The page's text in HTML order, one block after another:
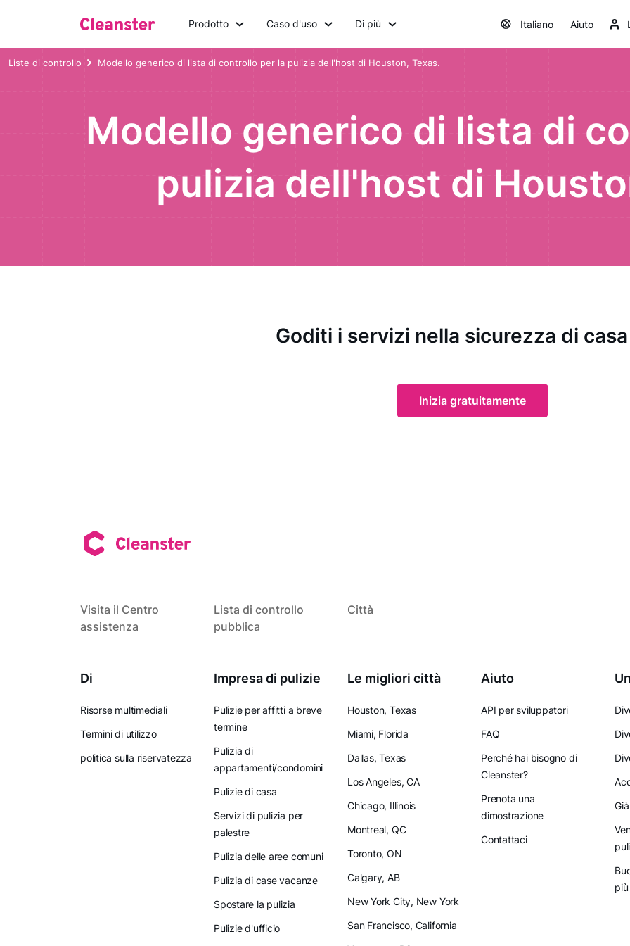
Prodotto Caso d'uso Di più Italiano Aiuto
Liste di controllo Modello generico di lista di controllo per la pulizia dell'host di Houston, Texas.
Modello generico di lista di
pulizia dell'host di
Goditi i servizi nella sicurezza di
Inizia gratuitamente
Visita il Centro
assistenza
Lista di controllo
pubblica
Città
Di
Risorse multimediali
Termini di utilizzo
politica sulla riservatezza
Impresa di pulizie
Pulizie per affitti a breve
termine
Pulizia di
appartamenti/condomini
Pulizie di casa
Servizi di pulizia per
palestre
Pulizia delle aree comuni
Pulizia di case vacanze
Spostare la pulizia
Pulizie d'ufficio
Le migliori città
Houston, Texas
Miami, Florida
Dallas, Texas
Los Angeles, CA
Chicago, Illinois
Montreal, QC
Toronto, ON
Calgary, AB
New York City, New York
San Francisco, California
Aiuto
API per sviluppatori
FAQ
Perché hai bisogno di
Cleanster?
Prenota una
dimostrazione
Contattaci